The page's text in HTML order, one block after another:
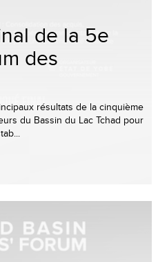
de la 5e
des
résultats de la cinquième
du Bassin du Lac Tchad pour